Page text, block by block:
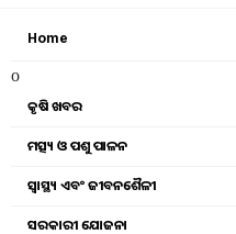
Home
o
କୃଷି ଖବର
ମତ୍ସ୍ୟ ଓ ପଶୁ ପାଳନ
ସ୍ୱାସ୍ଥ୍ୟ ଏବଂ ଜୀବନଶୈଳୀ
ସରକାରୀ ଯୋଜନା
Search for:
Import